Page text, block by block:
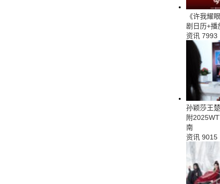
《许我耀
剧日历+播
资讯 7993
孙颖莎王
附
南
资讯 9015